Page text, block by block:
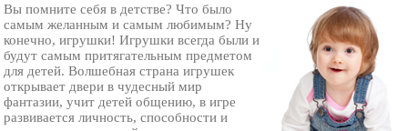
Вы помните себя в детстве? Что было
самым желанным и самым любимым? Ну
конечно, игрушки! Игрушки всегда были и
будут самым притягательным предметом
для детей. Волшебная страна игрушек
открывает двери в чудесный мир
фантазии, учит детей общению, в игре
развивается личность, способности и